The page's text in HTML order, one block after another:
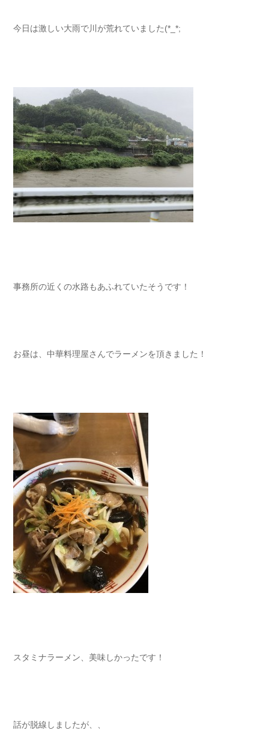
今日は激しい大雨で川が荒れていました(*_*;
事務所の近くの水路もあふれていたそうです！
お昼は、中華料理屋さんでラーメンを頂きました！
スタミナラーメン、美味しかったです！
話が脱線しましたが、、